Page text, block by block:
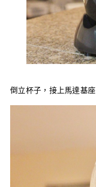
倒立杯子，接上馬達基座